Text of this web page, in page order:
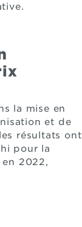
la mise en
et de
résultats ont
pour la
2022,